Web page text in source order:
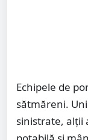
Echipele de
sătmăreni.
sinistrate, alţii